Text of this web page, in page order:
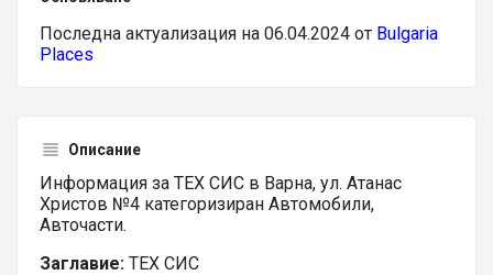
Последна актуализация на 06.04.2024 от Bulgaria
Places
Описание
Информация за ТЕХ СИС в Варна, ул. Атанас
Христов №4 категоризиран Автомобили,
Авточасти.
Заглавие: ТЕХ СИС